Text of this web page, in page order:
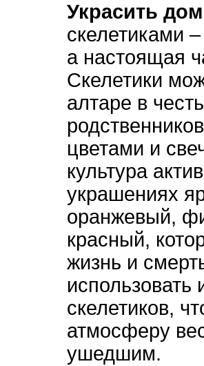
Украсить
скелетиками
а настоящая
Скелетики
алтаре в
цветами и
культура
украшениях
оранжевый,
красный,
жизнь и
использовать
скелетиков,
атмосферу
ушедшим.